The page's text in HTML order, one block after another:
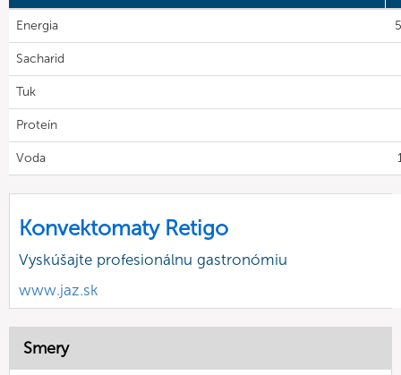
Energia
Sacharid
Tuk
Proteín
Voda
Konvektomaty Retigo
Vyskúšajte profesionálnu gastronómiu
www.jaz.sk
Smery